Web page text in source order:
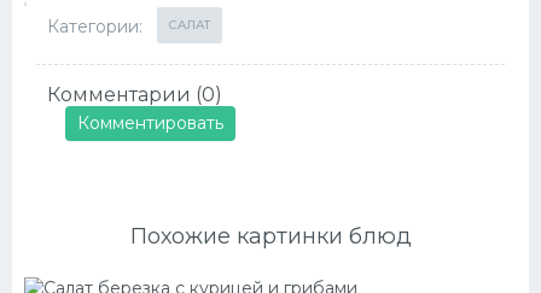
Категории: САЛАТ
Комментарии (0)
Комментировать
Похожие картинки блюд